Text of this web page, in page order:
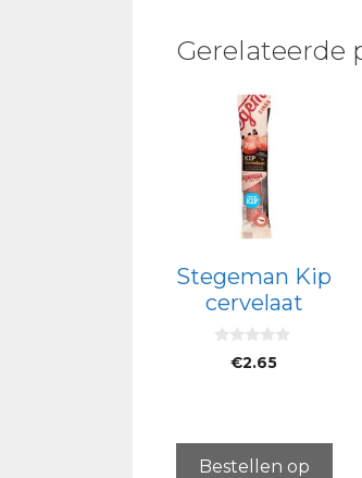
Gerelateerde
Stegeman Kip
cervelaat
€2.65
Bestellen op